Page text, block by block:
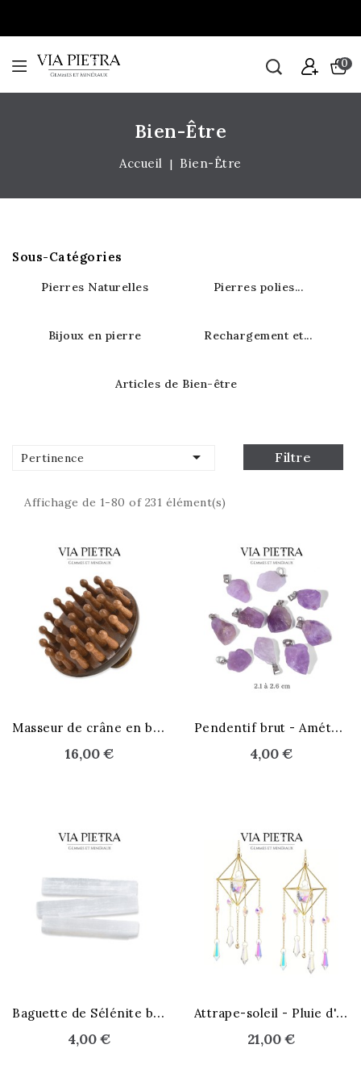
0
Bien-Être
Accueil Bien-Être
Sous-Catégories
Pierres Naturelles Pierres polies...
Bijoux en pierre Rechargement et...
Articles de Bien-être
Pertinence  Filtre
Affichage de 1-80 of 231 élément(s)
M
asseur de crâne en bois
16,00 €
P
endentif brut - Améthyste
4,00 €
B
aguette de Sélénite brute
4,00 €
A
ttrape-soleil - Pluie d'Aura
21,00 €